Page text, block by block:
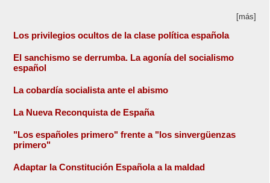
[más]
Los privilegios ocultos de la clase política española
El sanchismo se derrumba. La agonía del socialismo
español
La cobardía socialista ante el abismo
La Nueva Reconquista de España
"Los españoles primero" frente a "los sinvergüenzas
primero"
Adaptar la Constitución Española a la maldad